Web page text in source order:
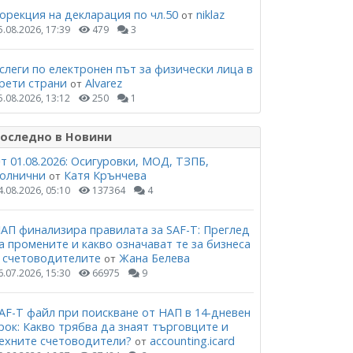
на декларация по чл.50 от niklaz
17:39 479 3
по електронен път за физически лица в
страни от Alvarez
13:12 250 1
в Новини
01.08.2026: Осигуровки, МОД, ТЗПБ,
от Катя Крънчева
05:10 137364 4
финализира правилата за SAF-T: Преглед
промените и какво означават те за бизнеса
от Жана Белева
15:30 66975 9
T файл при поискване от НАП в 14-дневен
Какво трябва да знаят търговците и
счетоводители? от accounting.icard